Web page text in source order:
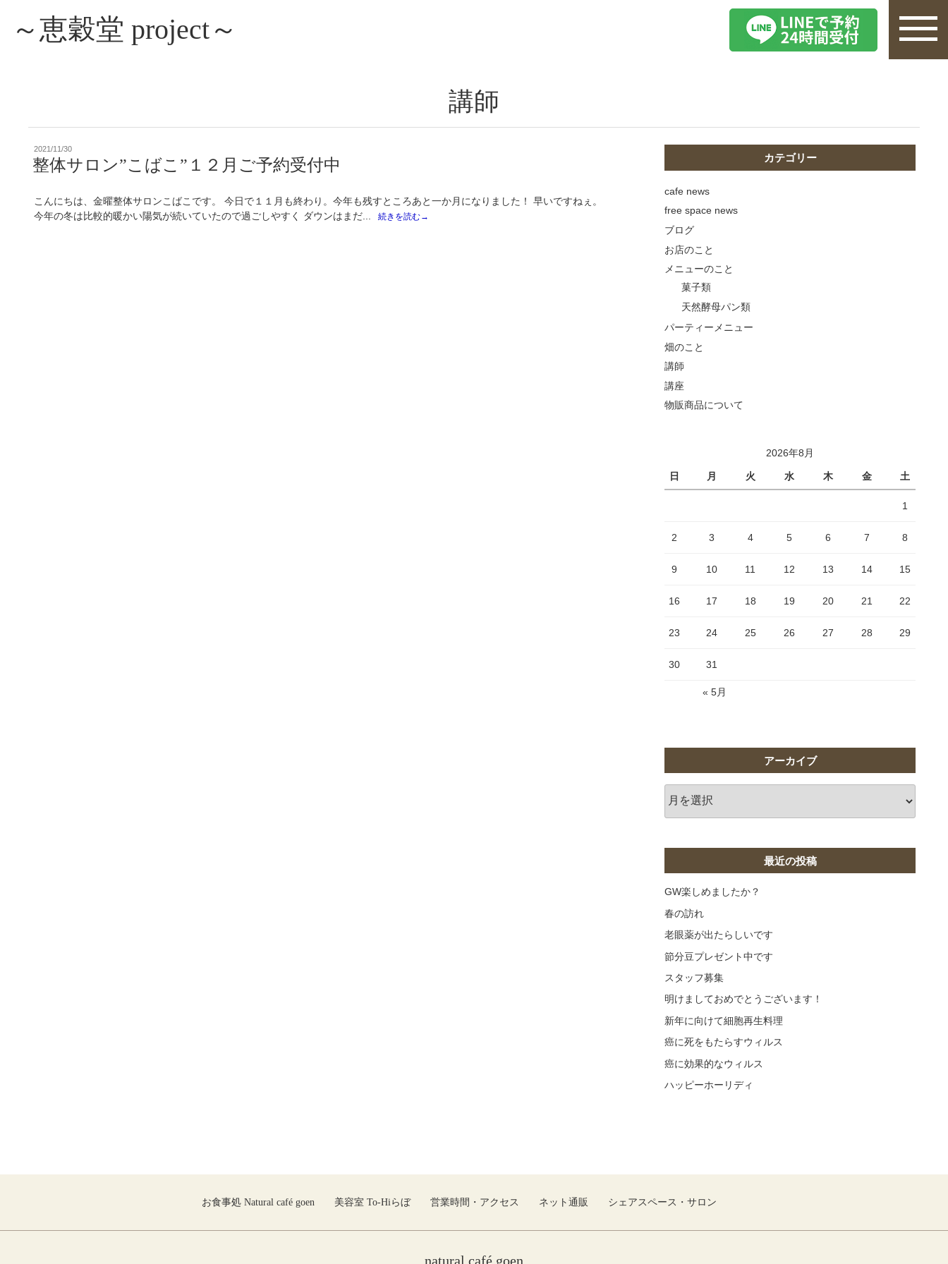
～恵穀堂 project～
講師
投
稿
日:
2021/11/30
整体サロン”こばこ”１２月ご予約受付中
こんにちは、金曜整体サロンこばこです。 今日で１１月も終わり。今年も残すところあと一か月になりました！ 早いですねぇ。
今年の冬は比較的暖かい陽気が続いていたので過ごしやすく ダウンはまだ...
続きを読む→
カテゴリー
cafe news
free space news
ブログ
お店のこと
メニューのこと
菓子類
天然酵母パン類
パーティーメニュー
畑のこと
講師
講座
物販商品について
2026年8月
日 月 火 水 木 金 土
1
2 3 4 5 6 7 8
9 10 11 12 13 14 15
16 17 18 19 20 21 22
23 24 25 26 27 28 29
30 31
« 5月
アーカイブ
ー
最近の投稿
GW楽しめましたか？
春の訪れ
老眼薬が出たらしいです
節分豆プレゼント中です
スタッフ募集
明けましておめでとうございます！
新年に向けて細胞再生料理
癌に死をもたらすウィルス
癌に効果的なウィルス
ハッピーホーリディ
お食事処 Natural café goen 美容室 To-Hiらぼ 営業時間・アクセス ネット通販 シェアスペース・サロン
natural café goen